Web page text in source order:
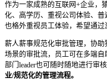
作为一家成熟的互联网+企业，
化、高学历、重视公司体验、普
也格外重视员工体验，希望通过
薪人薪事规范化审批管理，协
场景的审批流，员工可在多端自
部门leader也可随时随地进行审
业/规范化的管理流程。